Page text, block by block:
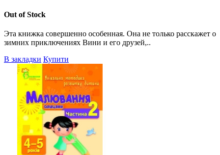
Out of Stock
Эта книжка совершенно особенная. Она не только расскажет о
зимних приключениях Вини и его друзей,..
В закладки Купити